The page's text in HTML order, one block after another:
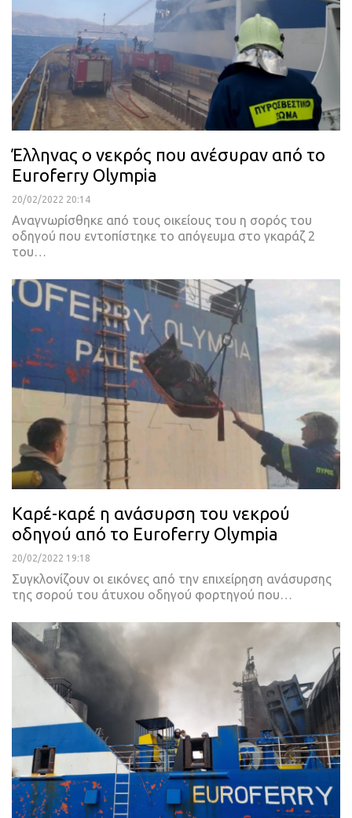
Έλληνας ο νεκρός που ανέσυραν από το
Euroferry Olympia
20/02/2022 20:14
Aναγνωρίσθηκε από τους οικείους του η σορός του
οδηγού που εντοπίστηκε το απόγευμα στο γκαράζ 2
του
Καρέ-καρέ η ανάσυρση του νεκρού
οδηγού από το Euroferry Olympia
20/02/2022 19:18
Συγκλονίζουν οι εικόνες από την επιχείρηση ανάσυρσης
της σορού του άτυχου οδηγού φορτηγού που…